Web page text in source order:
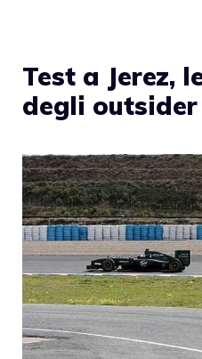
Test a Jerez,
degli outsider